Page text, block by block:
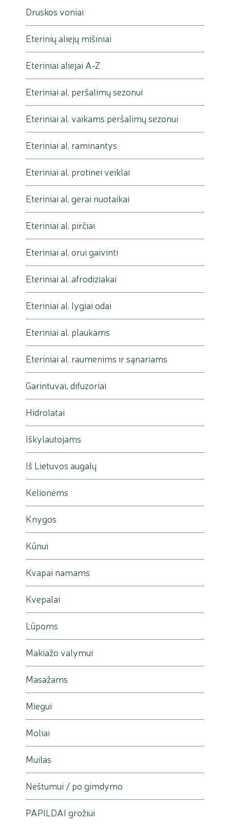
Druskos voniai
Eterinių aliejų mišiniai
Eteriniai aliejai A-Z
Eteriniai al. peršalimų sezonui
Eteriniai al. vaikams peršalimų sezonui
Eteriniai al. raminantys
Eteriniai al. protinei veiklai
Eteriniai al. gerai nuotaikai
Eteriniai al. pirčiai
Eteriniai al. orui gaivinti
Eteriniai al. afrodiziakai
Eteriniai al. lygiai odai
Eteriniai al. plaukams
Eteriniai al. raumenims ir sąnariams
Garintuvai, difuzoriai
Hidrolatai
Iškylautojams
Iš Lietuvos augalų
Kelionėms
Knygos
Kūnui
Kvapai namams
Kvepalai
Lūpoms
Makiažo valymui
Masažams
Miegui
Moliai
Muilas
Nėštumui / po gimdymo
PAPILDAI grožiui